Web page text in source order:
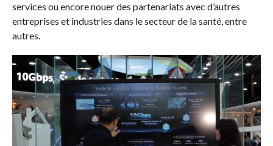
services ou encore nouer des partenariats avec d’autres
entreprises et industries dans le secteur de la santé, entre
autres.